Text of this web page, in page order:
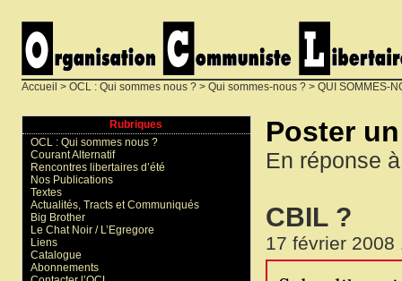
Accueil > OCL : Qui sommes nous ? > Qui sommes-nous ? > QUI SOMMES-
Poster
En réponse
CBIL ?
17 février 2008
Rubriques
OCL : Qui sommes nous ?
Courant Alternatif
Rencontres libertaires d’été
Nos Publications
Textes
Actualités, Tracts et Communiqués
Big Brother
Le Chat Noir / L’Egregore
Liens
Catalogue
Abonnements